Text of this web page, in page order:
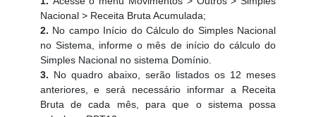
Nacional > Receita Bruta Acumulada;
2. No campo Início do Cálculo do Simples Nacional
no Sistema, informe o mês de início do cálculo do
Simples Nacional no sistema Domínio.
3. No quadro abaixo, serão listados os 12 meses
anteriores, e será necessário informar a Receita
Bruta de cada mês, para que o sistema possa